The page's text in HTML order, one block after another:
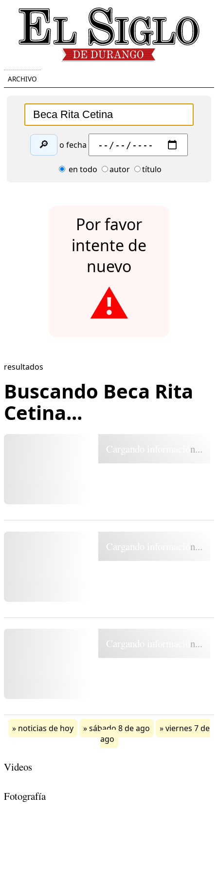
ARCHIVO
🔎 o fecha
en todo autor título
Por favor
intente de
nuevo
⚠️
resultados
Buscando Beca Rita
Cetina...
Cargando información...
Cargando información...
Cargando información...
noticias de hoy sábado 8 de ago
viernes 7 de
ago
Videos
Fotografía